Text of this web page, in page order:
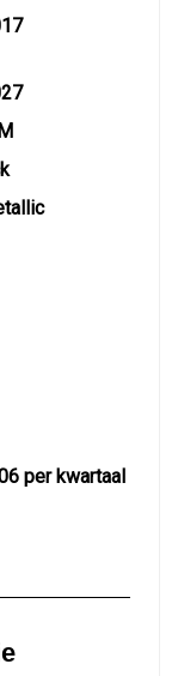
per kwartaal